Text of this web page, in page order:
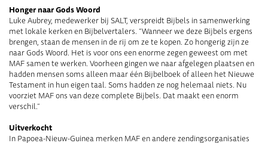
Honger naar Gods Woord
Luke Aubrey, medewerker bij SALT, verspreidt Bijbels in samenwerking
met lokale kerken en Bijbelvertalers. “Wanneer we deze Bijbels ergens
brengen, staan de mensen in de rij om ze te kopen. Zo hongerig zijn ze
naar Gods Woord. Het is voor ons een enorme zegen geweest om met
MAF samen te werken. Voorheen gingen we naar afgelegen plaatsen en
hadden mensen soms alleen maar één Bijbelboek of alleen het Nieuwe
Testament in hun eigen taal. Soms hadden ze nog helemaal niets. Nu
voorziet MAF ons van deze complete Bijbels. Dat maakt een enorm
verschil.”
Uitverkocht
In Papoea-Nieuw-Guinea merken MAF en andere zendingsorganisaties